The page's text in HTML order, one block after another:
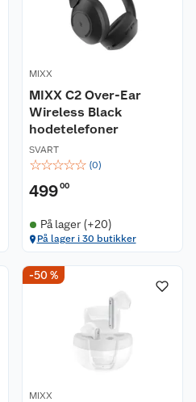
MIXX
MIXX C2 Over-Ear
Wireless Black
hodetelefoner
SVART
☆☆☆☆☆ (0)
49900
På lager (+20)
På lager i 30 butikker
-50 %
MIXX